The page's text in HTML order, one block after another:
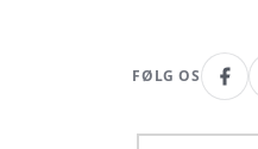
FØLG OS